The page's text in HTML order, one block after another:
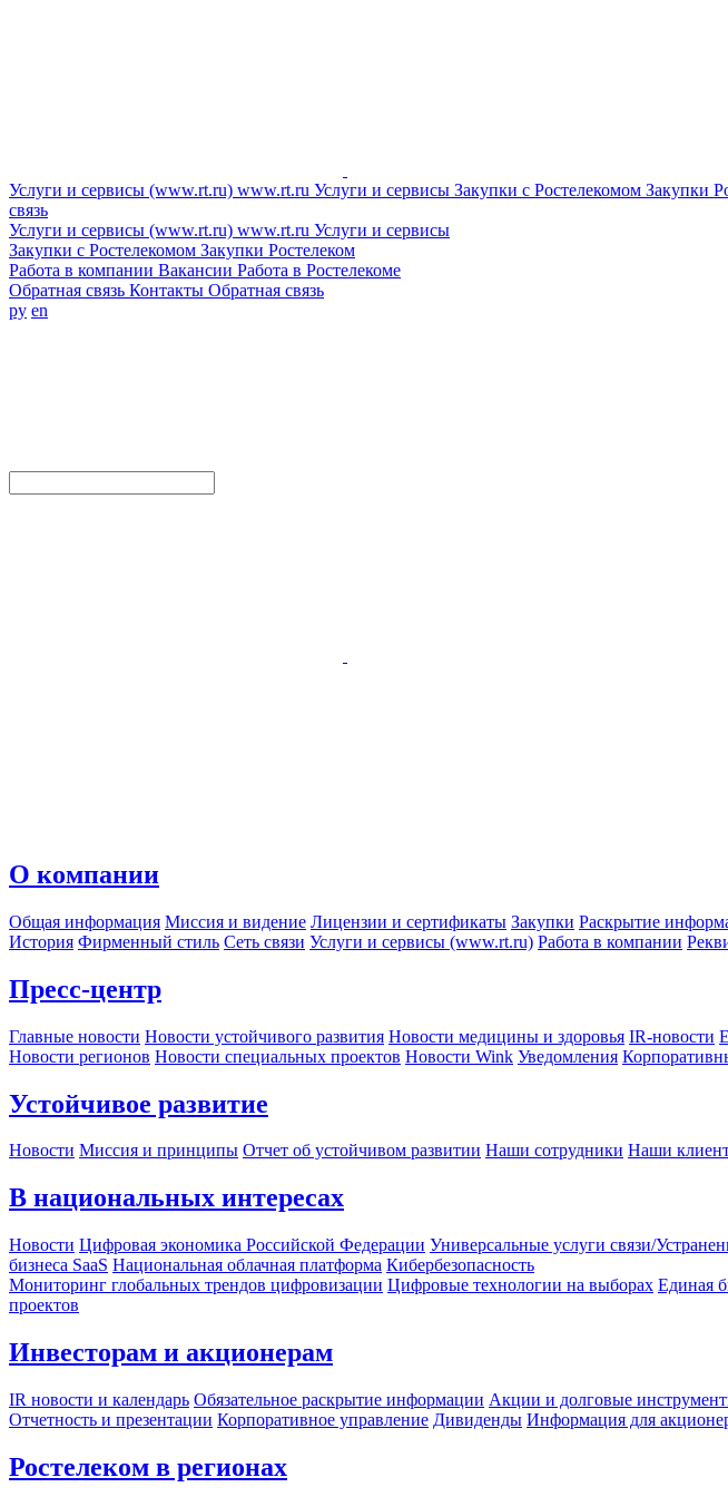
Услуги и сервисы (www.rt.ru) www.rt.ru Услуги и сервисы Закупки с Ростелекомом Закупки
связь
Услуги и сервисы (www.rt.ru) www.rt.ru Услуги и сервисы
Закупки с Ростелекомом Закупки Ростелеком
Работа в компании Вакансии Работа в Ростелекоме
Обратная связь Контакты Обратная связь
ру en
О компании
Общая информация Миссия и видение Лицензии и сертификаты Закупки Раскрытие
История Фирменный стиль Сеть связи Услуги и сервисы (www.rt.ru) Работа в компании
Пресс-центр
Главные новости Новости устойчивого развития Новости медицины и здоровья IR-новости
Новости регионов Новости специальных проектов Новости Wink Уведомления
Устойчивое развитие
Новости Миссия и принципы Отчет об устойчивом развитии Наши сотрудники Наши
В национальных интересах
Новости Цифровая экономика Российской Федерации Универсальные услуги связи/
бизнеса SaaS Национальная облачная платформа Кибербезопасность
Мониторинг глобальных трендов цифровизации Цифровые технологии на выборах Единая
проектов
Инвесторам и акционерам
IR новости и календарь Обязательное раскрытие информации Акции и долговые
Отчетность и презентации Корпоративное управление Дивиденды Информация для
Ростелеком в регионах